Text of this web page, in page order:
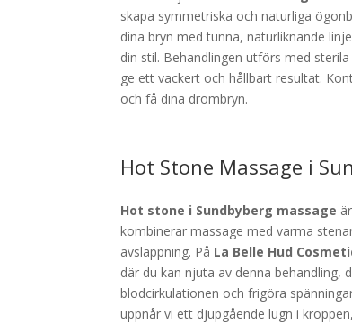
skapa symmetriska och naturliga
dina bryn med tunna, naturliknande
din stil. Behandlingen utförs med
ge ett vackert och hållbart resultat.
och få dina drömbryn.
Hot Stone Massage i
Hot stone i Sundbyberg massage
kombinerar massage med varma
avslappning. På La Belle Hud
där du kan njuta av denna behandling,
blodcirkulationen och frigöra
uppnår vi ett djupgående lugn i